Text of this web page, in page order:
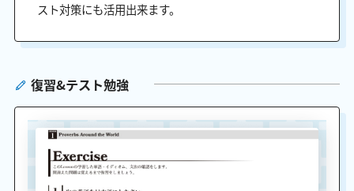
スト対策にも活用出来ます。
復習&テスト勉強